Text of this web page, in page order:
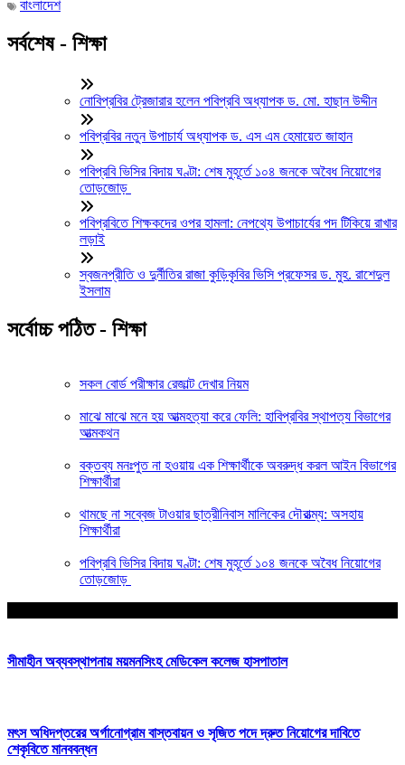
বাংলাদেশ
সর্বশেষ - শিক্ষা
নোবিপ্রবির ট্রেজারার হলেন পবিপ্রবি অধ্যাপক ড. মো. হাছান উদ্দীন
পবিপ্রবির নতুন উপাচার্য অধ্যাপক ড. এস এম হেমায়েত জাহান
পবিপ্রবি ভিসির বিদায় ঘণ্টা: শেষ মুহূর্তে ১০৪ জনকে অবৈধ নিয়োগের
তোড়জোড়
পবিপ্রবিতে শিক্ষকদের ওপর হামলা: নেপথ্যে উপাচার্যের পদ টিকিয়ে রাখার
লড়াই
স্বজনপ্রীতি ও দুর্নীতির রাজা কুড়িকৃবির ভিসি প্রফেসর ড. মুহ. রাশেদুল
ইসলাম
সর্বোচ্চ পঠিত - শিক্ষা
সকল বোর্ড পরীক্ষার রেজাল্ট দেখার নিয়ম
মাঝে মাঝে মনে হয় আত্মহত্যা করে ফেলি: হাবিপ্রবির স্থাপত্য বিভাগের
আত্মকথন
বক্তব্য মনঃপুত না হওয়ায় এক শিক্ষার্থীকে অবরুদ্ধ করল আইন বিভাগের
শিক্ষার্থীরা
থামছে না সব্বেজ টাওয়ার ছাত্রীনিবাস মালিকের দৌরাত্ম্য: অসহায়
শিক্ষার্থীরা
পবিপ্রবি ভিসির বিদায় ঘণ্টা: শেষ মুহূর্তে ১০৪ জনকে অবৈধ নিয়োগের
তোড়জোড়
সীমাহীন অব্যবস্থাপনায় ময়মনসিংহ মেডিকেল কলেজ হাসপাতাল
মৎস অধিদপ্তরের অর্গানোগ্রাম বাস্তবায়ন ও সৃজিত পদে দ্রুত নিয়োগের দাবিতে
শেকৃবিতে মানববন্ধন